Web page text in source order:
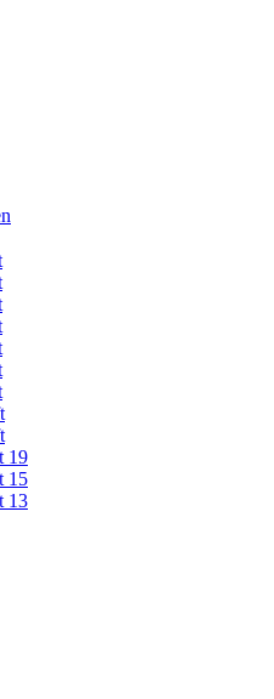
19
15
13